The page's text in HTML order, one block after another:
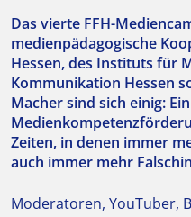
Das vierte FFH-
medienpädagogische
Hessen, des Instituts für
Kommunikation Hessen
Macher sind sich einig:
Zeiten, in denen immer
auch immer mehr
Moderatoren, YouTuber,